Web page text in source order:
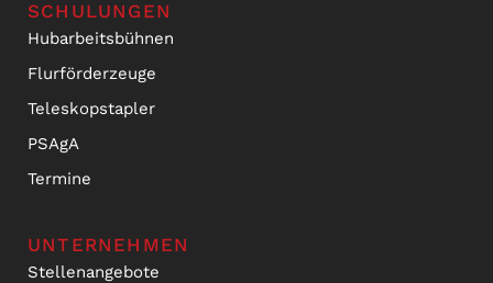
SCHULUNGEN
Hubarbeitsbühnen
Flurförderzeuge
Teleskopstapler
PSAgA
Termine
UNTERNEHMEN
Stellenangebote